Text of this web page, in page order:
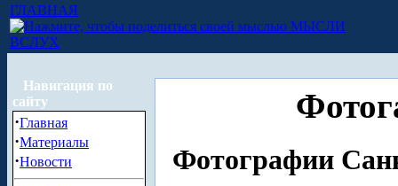
ГЛАВНАЯ
МЫСЛИ
ВСЛУХ
Навигация по
сайту
·Главная
·Материалы
·Новости Фотографии